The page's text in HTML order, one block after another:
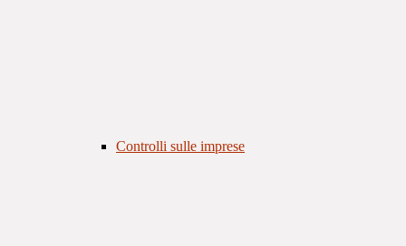
Controlli sulle imprese